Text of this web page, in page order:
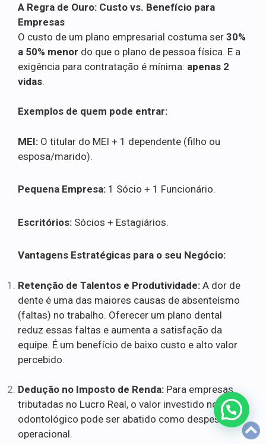
A Regra de Ouro: Custo vs. Benefício para
Empresas
O custo de um plano empresarial costuma ser 30%
a 50% menor do que o plano de pessoa física. E a
exigência para contratação é mínima: apenas 2
vidas.
Exemplos de quem pode entrar:
MEI: O titular do MEI + 1 dependente (filho ou
esposa/marido).
Pequena Empresa: 1 Sócio + 1 Funcionário.
Escritórios: Sócios + Estagiários.
Vantagens Estratégicas para o seu Negócio:
Retenção de Talentos e Produtividade: A dor de
dente é uma das maiores causas de absenteísmo
(faltas) no trabalho. Oferecer um plano dental
reduz essas faltas e aumenta a satisfação da
equipe. É um benefício de baixo custo e alto valor
percebido.
Dedução no Imposto de Renda: Para empresas
tributadas no Lucro Real, o valor investido no plano
odontológico pode ser abatido como despesa
operacional.